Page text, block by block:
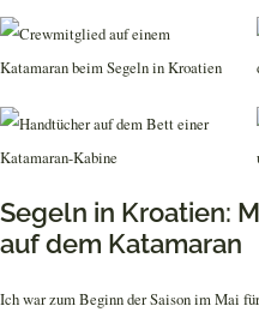
Segeln in Kroatien:
auf dem Katamaran
Ich war zum Beginn der Saison im Mai